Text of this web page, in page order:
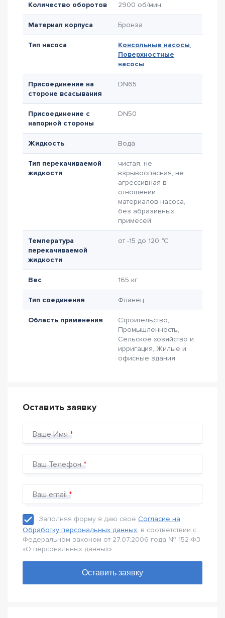
Количество оборотов 2900 об/мин
Материал корпуса Бронза
Тип насоса Консольные насосы,
Поверхностные
насосы
Присоединение на
стороне всасывания
DN65
Присоединение с
напорной стороны
DN50
Жидкость Вода
Тип перекачиваемой
жидкости
чистая, не
взрывоопасная, не
агрессивная в
отношении
материалов насоса,
без абразивных
примесей
Температура
перекачиваемой
жидкости
от -15 до 120 °C
Вес 165 кг
Тип соединения Фланец
Область применения
Строительство,
Промышленность,
Сельское хозяйство и
ирригация, Жилые и
офисные здания
Оставить заявку
Ваше Имя
Ваш Телефон
Ваш email
Заполняя форму я даю своё Согласие на
Обработку персональных данных, в соответствии с
Федеральном законом от 27.07.2006 года № 152-Ф3
«О персональных данных».